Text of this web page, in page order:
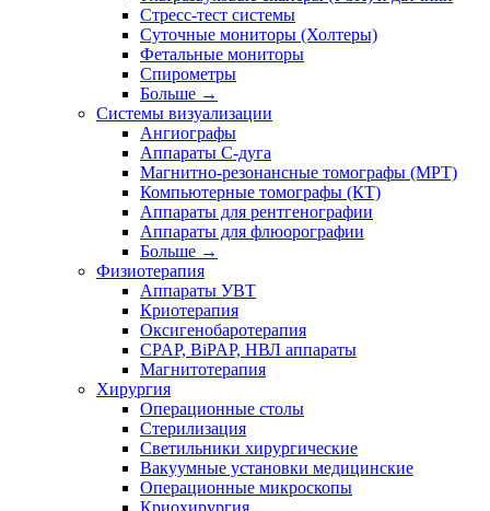
Стресс-тест системы
Суточные мониторы (Холтеры)
Фетальные мониторы
Спирометры
Больше →
Системы визуализации
Ангиографы
Аппараты C-дуга
Магнитно-резонансные томографы (МРТ)
Компьютерные томографы (КТ)
Аппараты для рентгенографии
Аппараты для флюорографии
Больше →
Физиотерапия
Аппараты УВТ
Криотерапия
Оксигенобаротерапия
CPAP, BiPAP, НВЛ аппараты
Магнитотерапия
Хирургия
Операционные столы
Стерилизация
Светильники хирургические
Вакуумные установки медицинские
Операционные микроскопы
Криохирургия